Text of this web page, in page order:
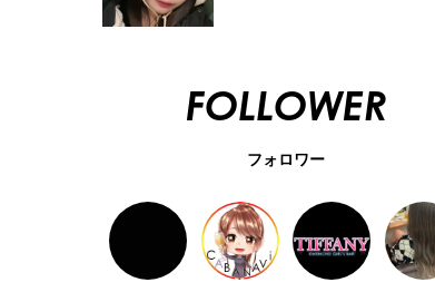
FOLLOWER
フォロワー